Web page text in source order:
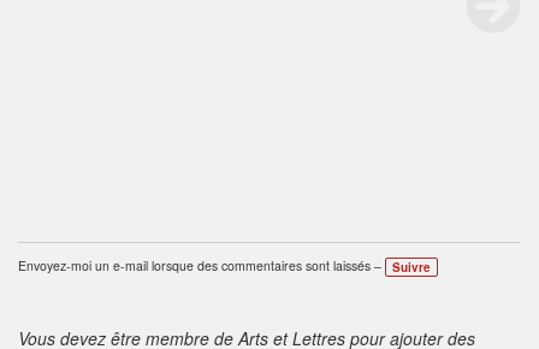
Envoyez-moi un e-mail lorsque des commentaires sont laissés – Suivre
Vous devez être membre de Arts et Lettres pour ajouter des